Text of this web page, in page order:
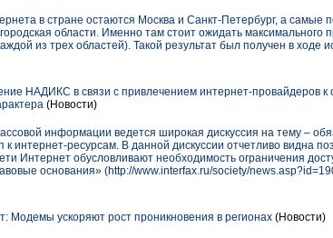
в стране остаются Москва и Санкт-Петербург, а самые
области. Именно там стоит ожидать максимального
из трех областей). Такой результат был получен в
НАДИКС в связи с привлечением интернет-провайдеров к
(Новости)
информации ведется широкая дискуссия на тему –
к интернет-ресурсам. В данной дискуссии отчетливо видна
Интернет обусловливают необходимость ограничения
основания» (http://www.interfax.ru/society/
Модемы ускоряют рост проникновения в регионах (Новости)